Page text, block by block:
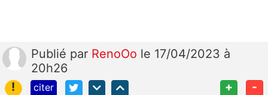
Publié par RenoOo le 17/04/2023 à
20h26
!
citer + -